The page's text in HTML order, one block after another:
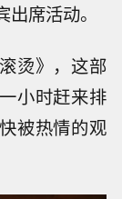
席活动。
烫》，这部
小时赶来排
被热情的观